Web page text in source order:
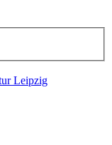
Leipzig